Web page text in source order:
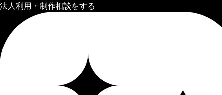
法人利用・制作相談をする